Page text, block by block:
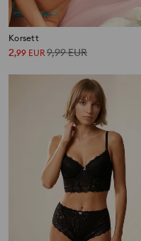
Korsett
2,99 EUR9,99EUR